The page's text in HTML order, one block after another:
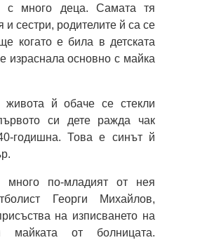
с много деца. Самата тя
и сестри, родителите й са се
когато е била в детската
израснала основно с майка
й обаче се стекли
си дете ражда чак
годишна. Това е синът й
много по-младият от нея
Георги Михайлов,
на изписването на
майката от болницата.